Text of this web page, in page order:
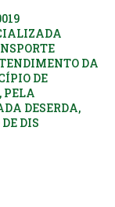
DA
DE
PELA
DESERDA,
DIS